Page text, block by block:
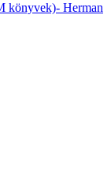
könyvek)- Herman